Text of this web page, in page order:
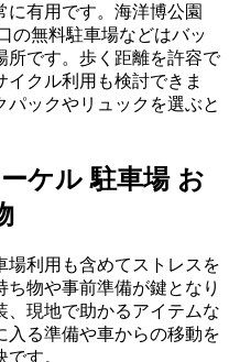
有用です。海洋博公園
の無料駐車場などはバッ
所です。歩く距離を許容で
クル利用も検討できま
ックやリュックを選ぶと
ケル 駐車場 お
場利用も含めてストレスを
物や事前準備が鍵となり
、現地で助かるアイテムな
入る準備や車からの移動を
す。